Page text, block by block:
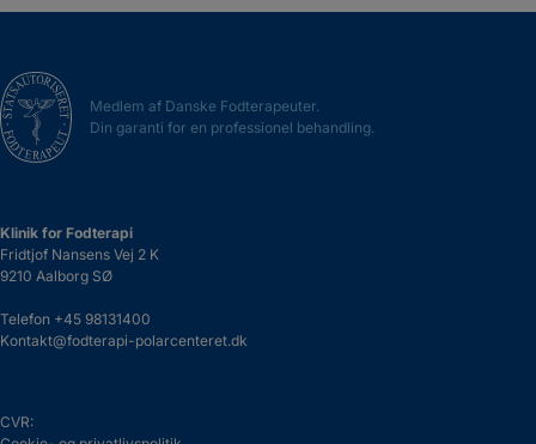
Medlem af Danske Fodterapeuter.
Din garanti for en professionel behandling.
Klinik for Fodterapi
Fridtjof Nansens Vej 2 K
9210 Aalborg SØ
Telefon +45 98131400
Kontakt@fodterapi-polarcenteret.dk
CVR: